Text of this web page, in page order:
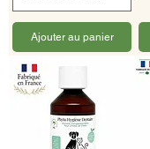
Ajouter au panier